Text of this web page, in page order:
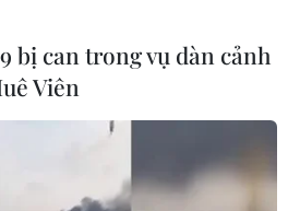
bị can trong vụ dàn cảnh
Viên